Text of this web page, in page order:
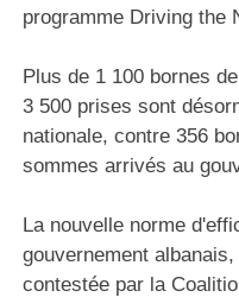
programme Driving the
Plus de 1 100 bornes
3 500 prises sont
nationale, contre 356
sommes arrivés au
La nouvelle norme
gouvernement
contestée par la